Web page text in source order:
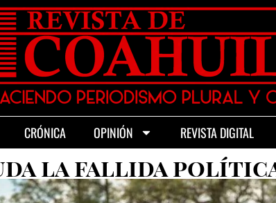
CRÓNICA OPINIÓN REVISTA DIGITAL
la fallida